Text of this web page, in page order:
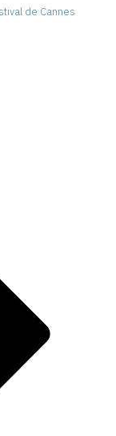
de Cannes